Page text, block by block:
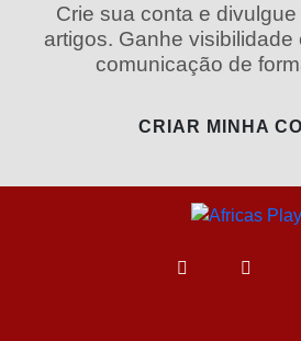
Crie sua conta e
artigos. Ganhe visibilidade
comunicação de
CRIAR MINHA